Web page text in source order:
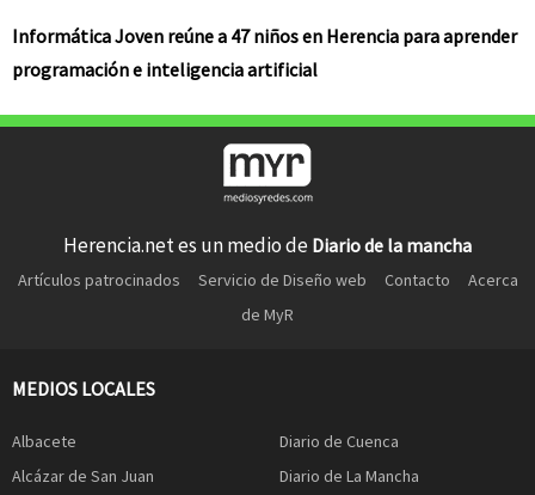
Informática Joven reúne a 47 niños en Herencia para aprender
programación e inteligencia artificial
Herencia.net es un medio de Diario de la mancha
Artículos patrocinados Servicio de Diseño web Contacto
Acerca
de MyR
MEDIOS LOCALES
Albacete
Alcázar de San Juan
Diario de Cuenca
Diario de La Mancha